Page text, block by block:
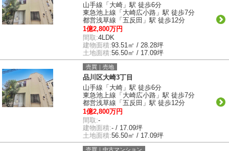
山手線「大崎」駅 徒歩6分
東急池上線「大崎広小路」駅 徒歩7分
都営浅草線「五反田」駅 徒歩12分
1億2,800万円
間取:4LDK
建物面積:93.51㎡ / 28.28坪
土地面積:56.50㎡ / 17.09坪
売買｜売地
品川区大崎3丁目
山手線「大崎」駅 徒歩6分
東急池上線「大崎広小路」駅 徒歩7分
都営浅草線「五反田」駅 徒歩12分
1億2,800万円
間取:-
建物面積:- / 17.09坪
土地面積:56.50㎡ / 17.09坪
売買｜中古マンション